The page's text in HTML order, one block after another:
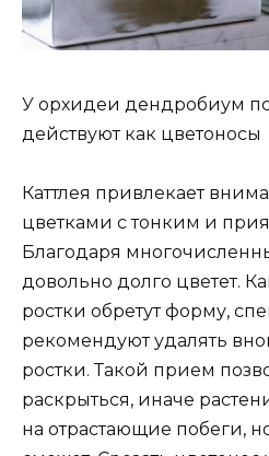
У орхидеи дендробиум
действуют как цветоносы
Каттлея привлекает
цветками с тонким и
Благодаря
довольно долго цветет.
ростки обретут форму,
рекомендуют удалять
ростки. Такой прием
раскрыться, иначе
на отрастающие побеги,